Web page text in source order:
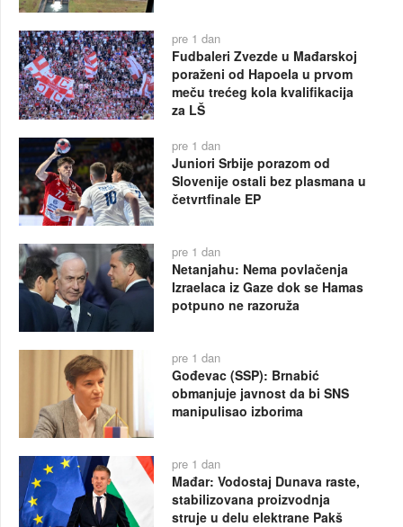
pre 1 dan
Fudbaleri Zvezde u Mađarskoj
poraženi od Hapoela u prvom
meču trećeg kola kvalifikacija
za LŠ
pre 1 dan
Juniori Srbije porazom od
Slovenije ostali bez plasmana u
četvrtfinale EP
pre 1 dan
Netanjahu: Nema povlačenja
Izraelaca iz Gaze dok se Hamas
potpuno ne razoruža
pre 1 dan
Gođevac (SSP): Brnabić
obmanjuje javnost da bi SNS
manipulisao izborima
pre 1 dan
Mađar: Vodostaj Dunava raste,
stabilizovana proizvodnja
struje u delu elektrane Pakš